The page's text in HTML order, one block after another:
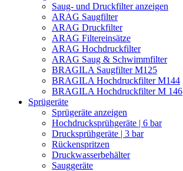
Saug- und Druckfilter anzeigen
ARAG Saugfilter
ARAG Druckfilter
ARAG Filtereinsätze
ARAG Hochdruckfilter
ARAG Saug & Schwimmfilter
BRAGILA Saugfilter M125
BRAGILA Hochdruckfilter M144
BRAGILA Hochdruckfilter M 146
Sprügeräte
Sprügeräte anzeigen
Hochdrucksprühgeräte | 6 bar
Drucksprühgeräte | 3 bar
Rückenspritzen
Druckwasserbehälter
Sauggeräte